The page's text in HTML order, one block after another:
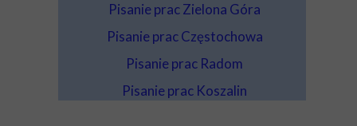
Pisanie prac Zielona Góra
Pisanie prac Częstochowa
Pisanie prac Radom
Pisanie prac Koszalin